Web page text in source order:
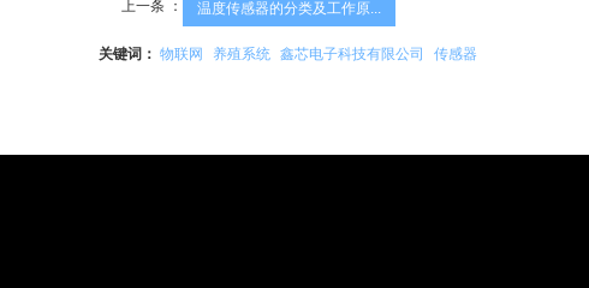
上一条 ： 温度传感器的分类及工作原...
关键词： 物联网 养殖系统 鑫芯电子科技有限公司 传感器